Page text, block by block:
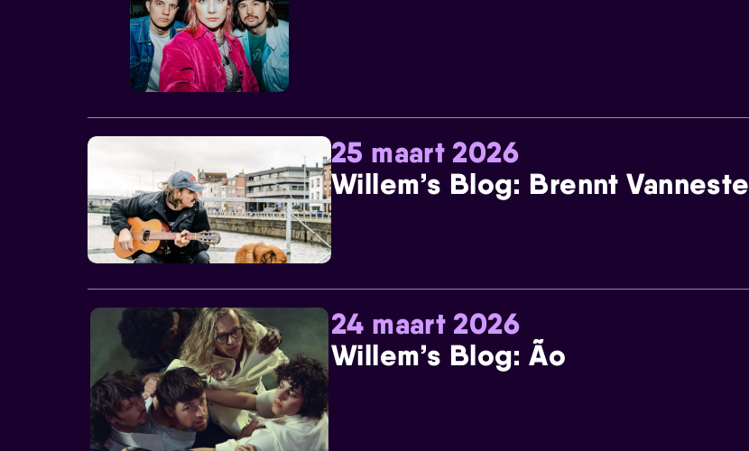
25 maart 2026
Willem’s Blog: Brennt Vanneste
24 maart 2026
Willem’s Blog: Ão